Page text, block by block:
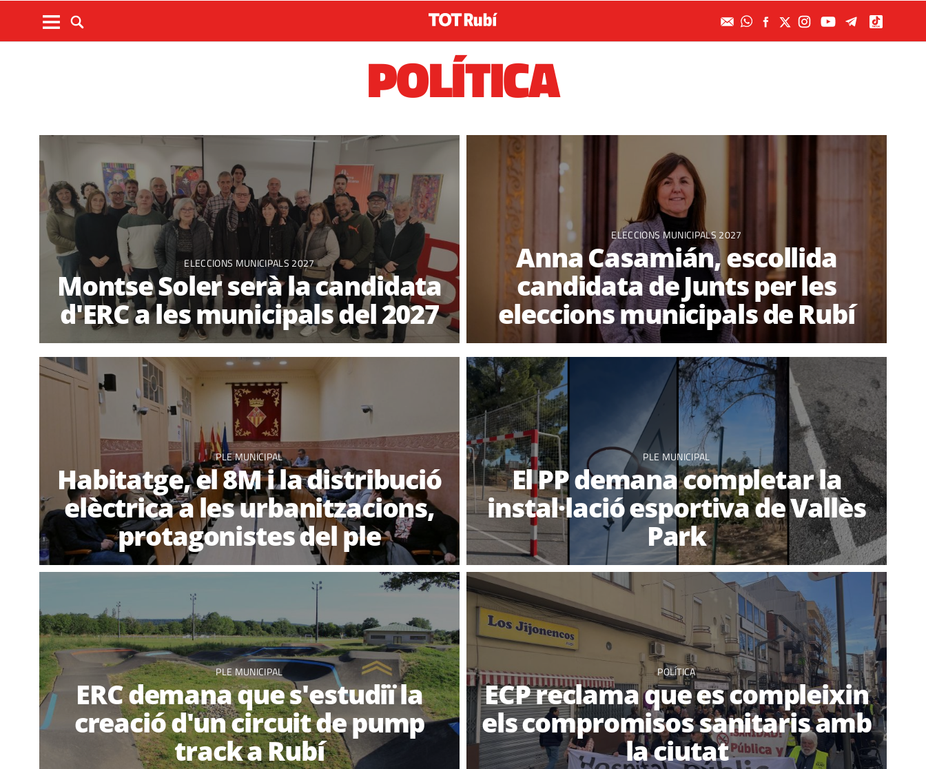
POLÍTICA
ELECCIONS MUNICIPALS 2027
Montse Soler serà la candidata
d'ERC a les municipals del 2027
ELECCIONS MUNICIPALS 2027
Anna Casamián, escollida
candidata de Junts per les
eleccions municipals de Rubí
PLE MUNICIPAL
Habitatge, el 8M i la distribució
elèctrica a les urbanitzacions,
protagonistes del ple
PLE MUNICIPAL
El PP demana completar la
instal·lació esportiva de Vallès
Park
PLE MUNICIPAL
ERC demana que s'estudiï la
creació d'un circuit de pump
track a Rubí
POLÍTICA
ECP reclama que es compleixin
els compromisos sanitaris amb
la ciutat